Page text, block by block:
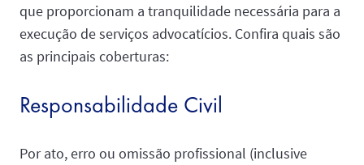
que proporcionam a tranquilidade necessária para a
execução de serviços advocatícios. Confira quais são
as principais coberturas:
Responsabilidade Civil
Por ato, erro ou omissão profissional (inclusive